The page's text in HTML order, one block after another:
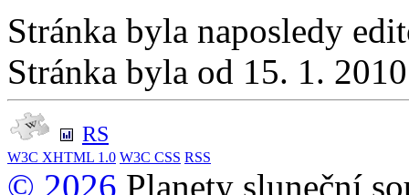
Stránka byla naposledy
Stránka byla od 15. 1.
RS
W3C XHTML 1.0 W3C CSS RSS
© 2026 Planety sluneční